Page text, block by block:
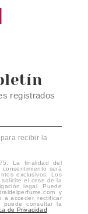
registrados
recibir la
La finalidad del
será
exclusivos. Los
el cese de la
legal. Puede
y
a acceder, rectificar
consultar la
de Privacidad